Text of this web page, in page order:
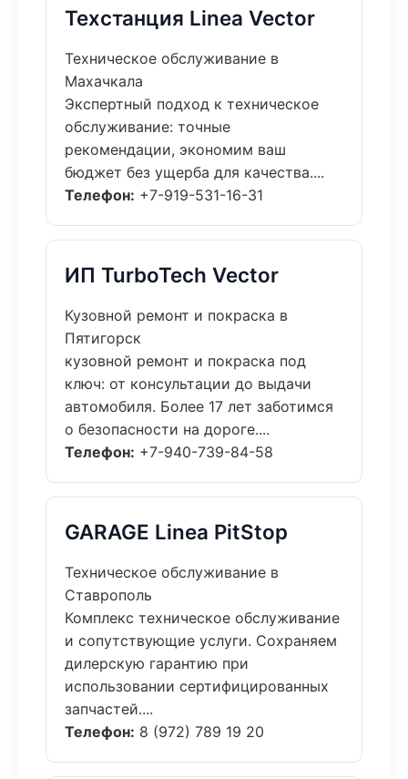
Техстанция Linea Vector
Техническое обслуживание в
Махачкала
Экспертный подход к техническое
обслуживание: точные
рекомендации, экономим ваш
бюджет без ущерба для качества....
Телефон: +7-919-531-16-31
ИП TurboTech Vector
Кузовной ремонт и покраска в
Пятигорск
кузовной ремонт и покраска под
ключ: от консультации до выдачи
автомобиля. Более 17 лет заботимся
о безопасности на дороге....
Телефон: +7-940-739-84-58
GARAGE Linea PitStop
Техническое обслуживание в
Ставрополь
Комплекс техническое обслуживание
и сопутствующие услуги. Сохраняем
дилерскую гарантию при
использовании сертифицированных
запчастей....
Телефон: 8 (972) 789 19 20